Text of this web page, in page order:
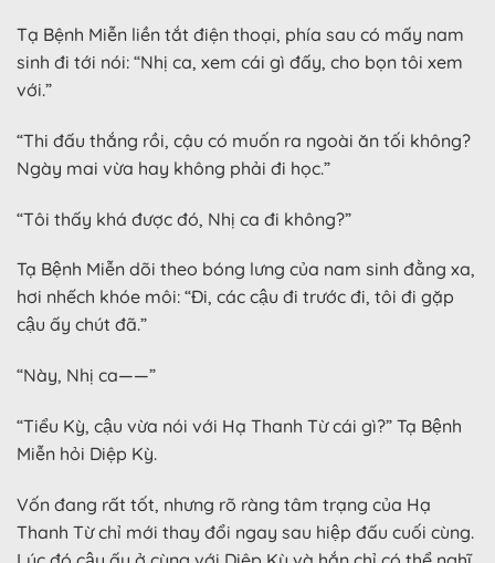
Tạ Bệnh Miễn liền tắt điện thoại, phía sau có mấy nam
sinh đi tới nói: “Nhị ca, xem cái gì đấy, cho bọn tôi xem
với.”
“Thi đấu thắng rồi, cậu có muốn ra ngoài ăn tối không?
Ngày mai vừa hay không phải đi học.”
“Tôi thấy khá được đó, Nhị ca đi không?”
Tạ Bệnh Miễn dõi theo bóng lưng của nam sinh đằng xa,
hơi nhếch khóe môi: “Đi, các cậu đi trước đi, tôi đi gặp
cậu ấy chút đã.”
“Này, Nhị ca——”
“Tiểu Kỳ, cậu vừa nói với Hạ Thanh Từ cái gì?” Tạ Bệnh
Miễn hỏi Diệp Kỳ.
Vốn đang rất tốt, nhưng rõ ràng tâm trạng của Hạ
Thanh Từ chỉ mới thay đổi ngay sau hiệp đấu cuối cùng.